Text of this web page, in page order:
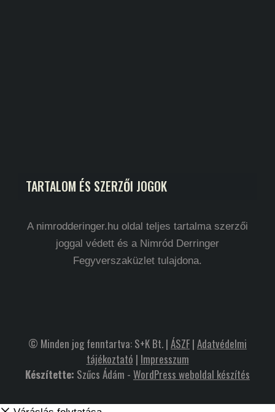
TARTALOM ÉS SZERZŐI JOGOK
A nimrodderinger.hu oldal teljes tartalma szerzői
joggal védett és a Nimród Derringer
Fegyverszaküzlet tulajdona.
© Minden jog fenntartva: S+K Bt. | ÁSZF| Adatvédelmi
tájékoztató | Impresszum
Készítette: Szűcs Ádám - WordPress weboldal készítés